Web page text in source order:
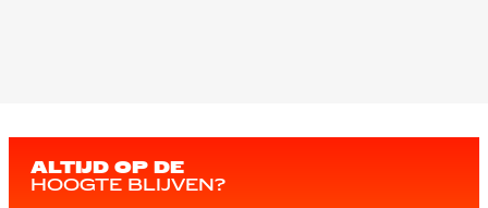
ALTIJD OP DE
HOOGTE BLIJVEN?